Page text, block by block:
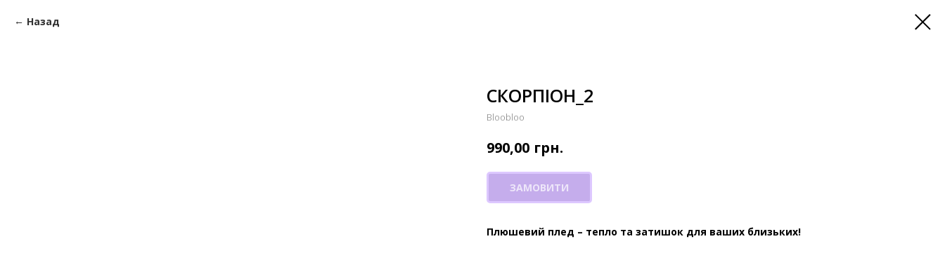
Назад
СКОРПІОН_2
Bloobloo
990,00 грн.
ЗАМОВИТИ
Плюшевий плед – тепло та затишок для ваших близьких!